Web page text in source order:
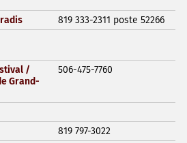
819 333-2311 poste 52266
/
Grand-
506-475-7760
819 797-3022